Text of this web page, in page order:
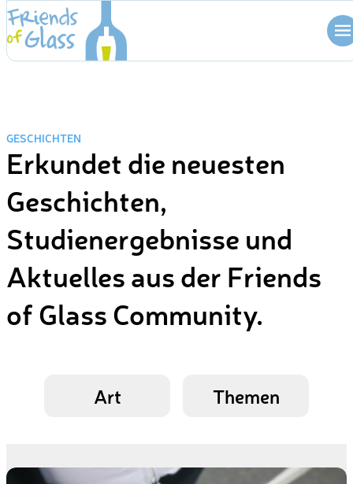
Skip
to
content
GESCHICHTEN
Erkundet die neuesten
Geschichten,
Studienergebnisse und
Aktuelles aus der Friends
of Glass Community.
Art Themen